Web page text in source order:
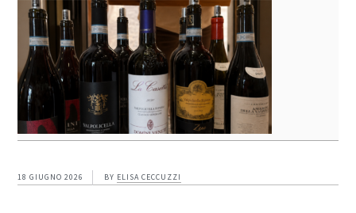
18 GIUGNO 2026 BY ELISA CECCUZZI